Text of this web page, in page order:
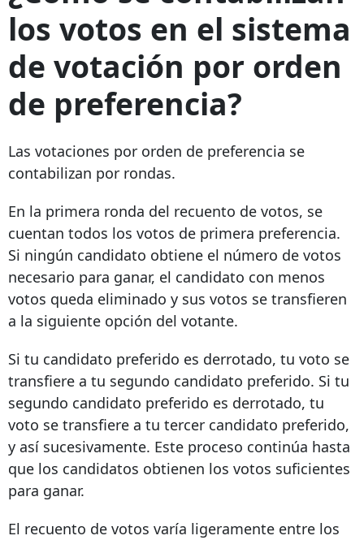
los votos en el sistema
de votación por orden
de preferencia?
Las votaciones por orden de preferencia se
contabilizan por rondas.
En la primera ronda del recuento de votos, se
cuentan todos los votos de primera preferencia.
Si ningún candidato obtiene el número de votos
necesario para ganar, el candidato con menos
votos queda eliminado y sus votos se transfieren
a la siguiente opción del votante.
Si tu candidato preferido es derrotado, tu voto se
transfiere a tu segundo candidato preferido. Si tu
segundo candidato preferido es derrotado, tu
voto se transfiere a tu tercer candidato preferido,
y así sucesivamente. Este proceso continúa hasta
que los candidatos obtienen los votos suficientes
para ganar.
El recuento de votos varía ligeramente entre los